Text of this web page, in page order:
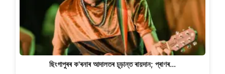
ছিংগাপুৰৰ ক'ৰনাৰ আদালতৰ চূড়ান্ত ৰায়দান; প্ৰাণৰ…